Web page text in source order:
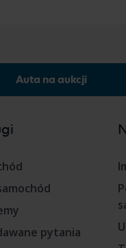
Auta na aukcji
pytania